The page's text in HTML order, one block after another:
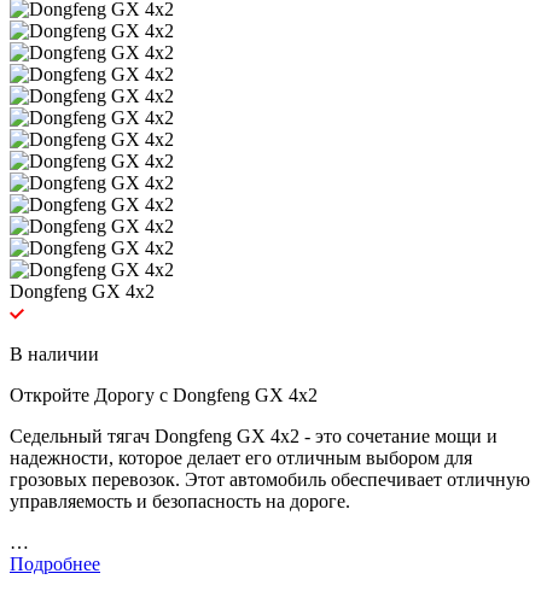
Dongfeng GX 4x2
В наличии
Откройте Дорогу с Dongfeng GX 4x2
Седельный тягач Dongfeng GX 4x2 - это сочетание мощи и
надежности, которое делает его отличным выбором для
грозовых перевозок. Этот автомобиль обеспечивает отличную
управляемость и безопасность на дороге.
…
Подробнее